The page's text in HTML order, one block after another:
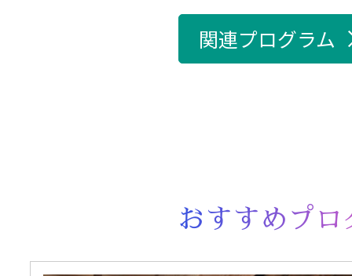
関連プログラム
おすすめプロ